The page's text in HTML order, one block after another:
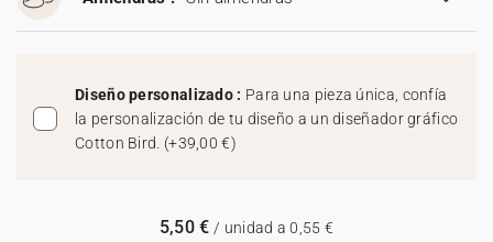
Diseño personalizado : Para una pieza única, confía
la personalización de tu diseño a un diseñador gráfico
Cotton Bird. (+39,00 €)
5,50 € / unidad a 0,55 €